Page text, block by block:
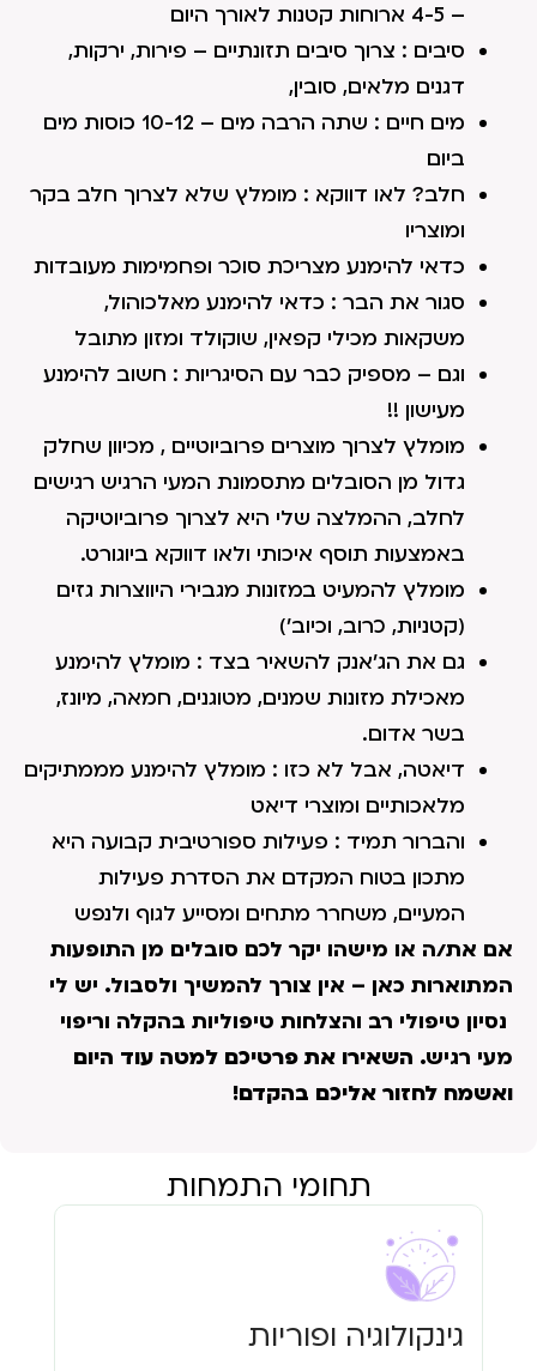
– 4-5 ארוחות קטנות לאורך היום
סיבים : צרוך סיבים תזונתיים – פירות, ירקות,
דגנים מלאים, סובין,
מים חיים : שתה הרבה מים – 10-12 כוסות מים
ביום
חלב? לאו דווקא : מומלץ שלא לצרוך חלב בקר
ומוצריו
כדאי להימנע מצריכת סוכר ופחמימות מעובדות
סגור את הבר : כדאי להימנע מאלכוהול,
משקאות מכילי קפאין, שוקולד ומזון מתובל
וגם – מספיק כבר עם הסיגריות : חשוב להימנע
מעישון !!
מומלץ לצרוך מוצרים פרוביוטיים , מכיוון שחלק
גדול מן הסובלים מתסמונת המעי הרגיש רגישים
לחלב, ההמלצה שלי היא לצרוך פרוביוטיקה
באמצעות תוסף איכותי ולאו דווקא ביוגורט.
מומלץ להמעיט במזונות מגבירי היווצרות גזים
(קטניות, כרוב, וכיוב')
גם את הג'אנק להשאיר בצד : מומלץ להימנע
מאכילת מזונות שמנים, מטוגנים, חמאה, מיונז,
בשר אדום.
דיאטה, אבל לא כזו : מומלץ להימנע מממתיקים
מלאכותיים ומוצרי דיאט
והברור תמיד : פעילות ספורטיבית קבועה היא
מתכון בטוח המקדם את הסדרת פעילות
המעיים, משחרר מתחים ומסייע לגוף ולנפש
אם את/ה או מישהו יקר לכם סובלים מן התופעות
המתוארות כאן – אין צורך להמשיך ולסבול. יש לי
נסיון טיפולי רב והצלחות טיפוליות בהקלה וריפוי
מעי רגיש. השאירו את פרטיכם למטה עוד היום
ואשמח לחזור אליכם בהקדם!
תחומי התמחות
גינקולוגיה ופוריות